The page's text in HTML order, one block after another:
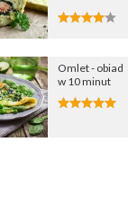
Omlet - obiad
w 10 minut